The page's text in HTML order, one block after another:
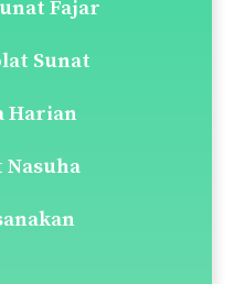
Fajar
Sunat
Harian
Nasuha